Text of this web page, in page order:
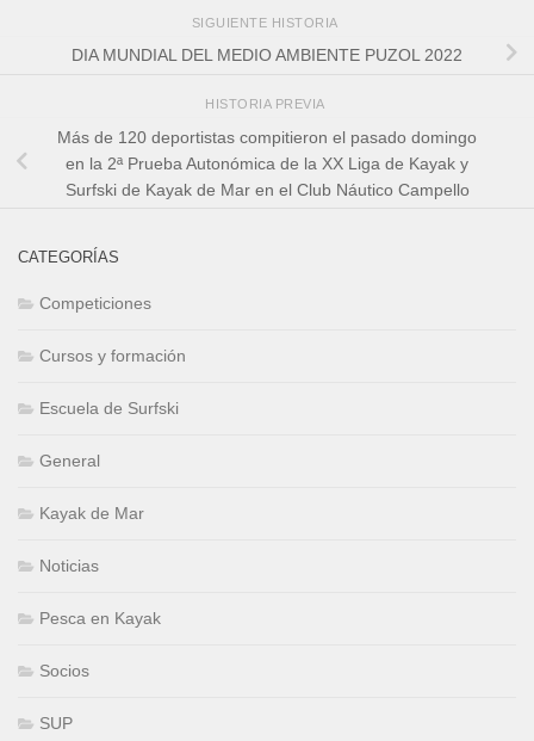
SIGUIENTE HISTORIA
DIA MUNDIAL DEL MEDIO AMBIENTE PUZOL 2022
HISTORIA PREVIA
Más de 120 deportistas compitieron el pasado domingo
en la 2ª Prueba Autonómica de la XX Liga de Kayak y
Surfski de Kayak de Mar en el Club Náutico Campello
CATEGORÍAS
Competiciones
Cursos y formación
Escuela de Surfski
General
Kayak de Mar
Noticias
Pesca en Kayak
Socios
SUP